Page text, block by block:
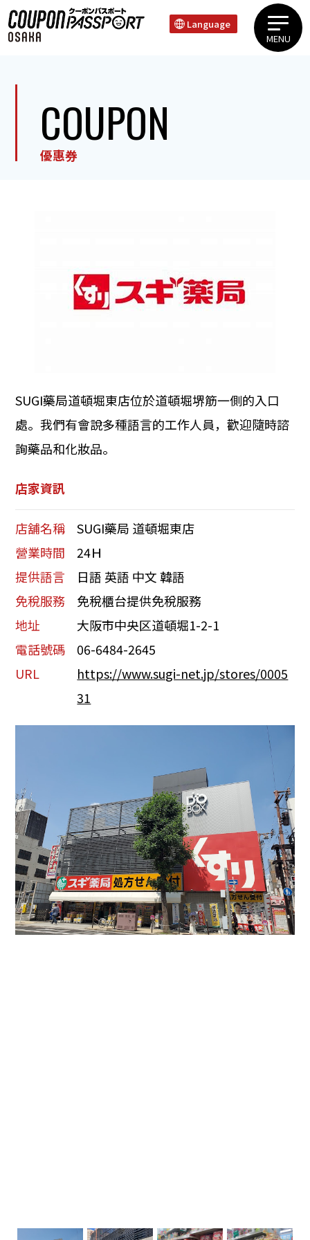
Language
MENU
COUPON
優惠券
SUGI藥局道頓堀東店位於道頓堀堺筋一側的入口
處。我們有會說多種語言的工作人員，歡迎隨時諮
詢藥品和化妝品。
店家資訊
店舖名稱
SUGI藥局 道頓堀東店
營業時間
24Ｈ
提供語言
日語 英語 中文 韓語
免稅服務
免稅櫃台提供免稅服務
地址
大阪市中央区道頓堀1-2-1
電話號碼
06-6484-2645
URL
https://www.sugi-net.jp/stores/0005
31